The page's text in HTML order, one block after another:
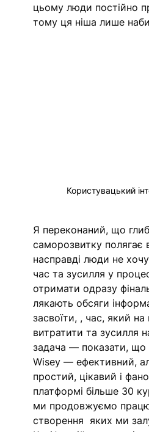
цьому люди постійно
тому ця ніша лише
Користувацький
Я переконаний, що
саморозвитку полягає
насправді люди не
час та зусилля у
отримати одразу
лякають обсяги
засвоїти, , час, який на
витратити та зусилля
задача — показати, що
Wisey — ефективний,
простий, цікавий і
платформі більше 30
ми продовжуємо
створення  яких ми